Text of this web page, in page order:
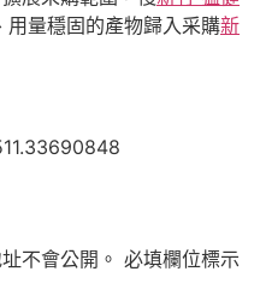
用量穩固的產物歸入采購新
不會公開。 必填欄位標示